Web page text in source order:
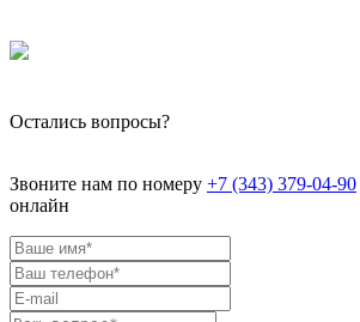
Остались вопросы?
Звоните нам по номеру +7 (343) 379-04-90
онлайн